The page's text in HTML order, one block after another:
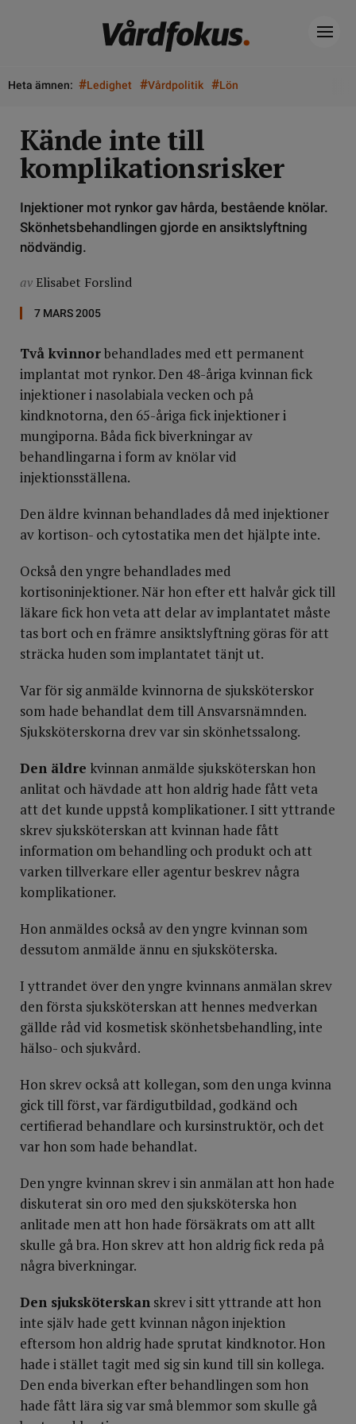
Heta ämnen: #Ledighet #Vårdpolitik #Lön
Kände inte till
komplikationsrisker
Injektioner mot rynkor gav hårda, bestående knölar.
Skönhetsbehandlingen gjorde en ansiktslyftning
nödvändig.
av Elisabet Forslind
7 MARS 2005
Två kvinnorbehandlades med ett permanent
implantat mot rynkor. Den 48-åriga kvinnan fick
injektioner i nasolabiala vecken och på
kindknotorna, den 65-åriga fick injektioner i
mungiporna. Båda fick biverkningar av
behandlingarna i form av knölar vid
injektionsställena.
Den äldre kvinnan behandlades då med injektioner
av kortison- och cytostatika men det hjälpte inte.
Också den yngre behandlades med
kortisoninjektioner. När hon efter ett halvår gick till
läkare fick hon veta att delar av implantatet måste
tas bort och en främre ansiktslyftning göras för att
sträcka huden som implantatet tänjt ut.
Var för sig anmälde kvinnorna de sjuksköterskor
som hade behandlat dem till Ansvarsnämnden.
Sjuksköterskorna drev var sin skönhetssalong.
Den äldre kvinnan anmälde sjuksköterskan hon
anlitat och hävdade att hon aldrig hade fått veta
att det kunde uppstå komplikationer. I sitt yttrande
skrev sjuksköterskan att kvinnan hade fått
information om behandling och produkt och att
varken tillverkare eller agentur beskrev några
komplikationer.
Hon anmäldes också av den yngre kvinnan som
dessutom anmälde ännu en sjuksköterska.
I yttrandet över den yngre kvinnans anmälan skrev
den första sjuksköterskan att hennes medverkan
gällde råd vid kosmetisk skönhetsbehandling, inte
hälso- och sjukvård.
Hon skrev också att kollegan, som den unga kvinna
gick till först, var färdigutbildad, godkänd och
certifierad behandlare och kursinstruktör, och det
var hon som hade behandlat.
Den yngre kvinnan skrev i sin anmälan att hon hade
diskuterat sin oro med den sjuksköterska hon
anlitade men att hon hade försäkrats om att allt
skulle gå bra. Hon skrev att hon aldrig fick reda på
några biverkningar.
Den sjuksköterskan skrev i sitt yttrande att hon
inte själv hade gett kvinnan någon injektion
eftersom hon aldrig hade sprutat kindknotor. Hon
hade i stället tagit med sig sin kund till sin kollega.
Den enda biverkan efter behandlingen som hon
hade fått lära sig var små blemmor som skulle gå